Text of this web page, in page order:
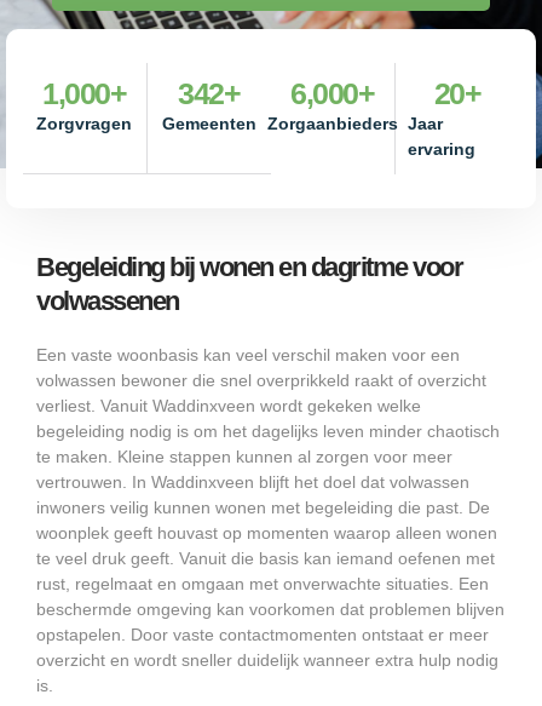
Zorgvragen
1,000+
Gemeenten
342+
Zorgaanbieders
6,000+
Jaar
ervaring
20+
Begeleiding bij wonen en dagritme voor
volwassenen
Een vaste woonbasis kan veel verschil maken voor een
volwassen bewoner die snel overprikkeld raakt of overzicht
verliest. Vanuit Waddinxveen wordt gekeken welke
begeleiding nodig is om het dagelijks leven minder chaotisch
te maken. Kleine stappen kunnen al zorgen voor meer
vertrouwen. In Waddinxveen blijft het doel dat volwassen
inwoners veilig kunnen wonen met begeleiding die past. De
woonplek geeft houvast op momenten waarop alleen wonen
te veel druk geeft. Vanuit die basis kan iemand oefenen met
rust, regelmaat en omgaan met onverwachte situaties. Een
beschermde omgeving kan voorkomen dat problemen blijven
opstapelen. Door vaste contactmomenten ontstaat er meer
overzicht en wordt sneller duidelijk wanneer extra hulp nodig
is.